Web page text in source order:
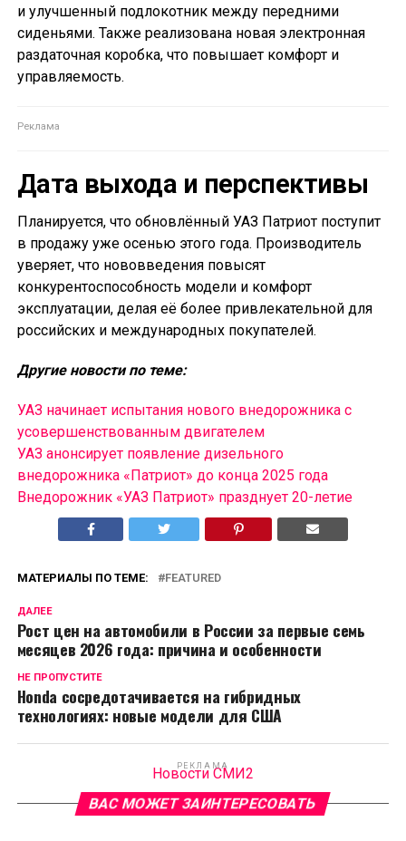
и улучшенный подлокотник между передними
сиденьями. Также реализована новая электронная
раздаточная коробка, что повышает комфорт и
управляемость.
Дата выхода и перспективы
Планируется, что обновлённый УАЗ Патриот поступит
в продажу уже осенью этого года. Производитель
уверяет, что нововведения повысят
конкурентоспособность модели и комфорт
эксплуатации, делая её более привлекательной для
российских и международных покупателей.
Другие новости по теме:
УАЗ начинает испытания нового внедорожника с
усовершенствованным двигателем
УАЗ анонсирует появление дизельного
внедорожника «Патриот» до конца 2025 года
Внедорожник «УАЗ Патриот» празднует 20-летие
МАТЕРИАЛЫ ПО ТЕМЕ: FEATURED
ДАЛЕЕ
Рост цен на автомобили в России за первые семь
месяцев 2026 года: причина и особенности
НЕ ПРОПУСТИТЕ
Honda сосредотачивается на гибридных
технологиях: новые модели для США
РЕКЛАМА
Новости СМИ2
ВАС МОЖЕТ ЗАИНТЕРЕСОВАТЬ